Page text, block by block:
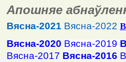
Апошняе
Вясна-2021 Вясна-2022
Вясна-2020 Вясна-2019
Вясна-2017 Вясна-2016